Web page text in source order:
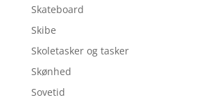
Skateboard
Skibe
Skoletasker og tasker
Skønhed
Sovetid